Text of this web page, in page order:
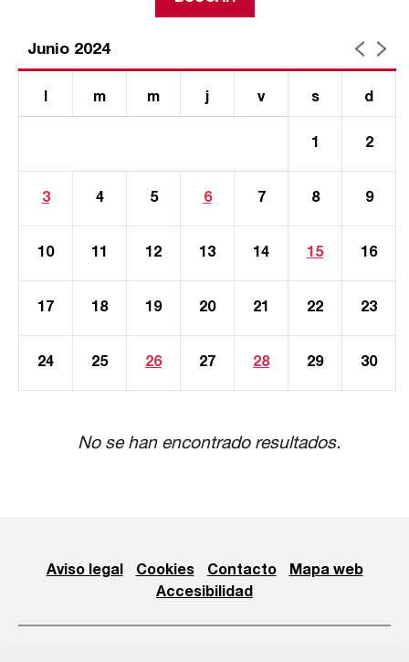
Junio 2024
m m v s d
1 2
3 4 5 6 7 8 9
10 11 12 13 14 15 16
17 18 19 20 21 22 23
24 25 26 27 28 29 30
No se han encontrado resultados.
Aviso legal Cookies Contacto
Mapa web
Accesibilidad